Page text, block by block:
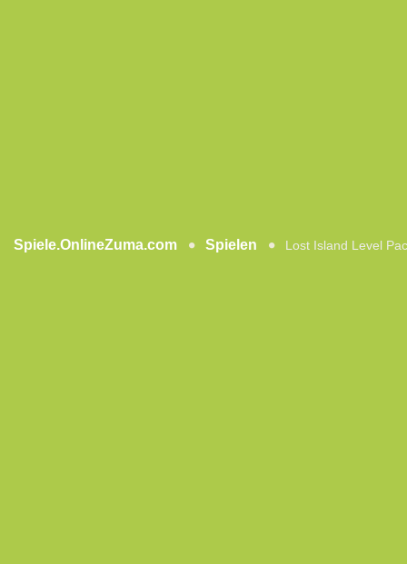
Spiele.OnlineZuma.com Spielen Lost Island Level